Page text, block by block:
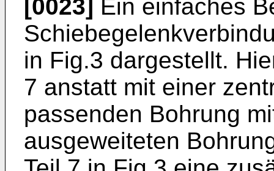
[0023] Ein einfaches
in Fig.3 dargestellt.
7 anstatt mit einer
passenden Bohrung
ausgeweiteten